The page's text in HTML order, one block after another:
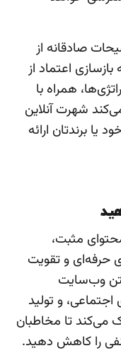
صادقانه از
اعتماد از
همراه با
شهرت آنلاین
یا برندتان ارائه
مثبت،
حرفه‌ای و تقویت
وب‌سایت
و تولید
می‌کند تا مخاطبان
را کاهش دهید.